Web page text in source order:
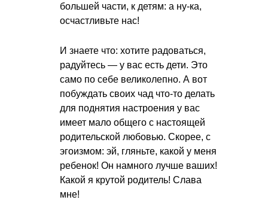
большей части, к детям: а ну-ка,
осчастливьте нас!
И знаете что: хотите радоваться,
радуйтесь — у вас есть дети. Это
само по себе великолепно. А вот
побуждать своих чад что-то делать
для поднятия настроения у вас
имеет мало общего с настоящей
родительской любовью. Скорее, с
эгоизмом: эй, гляньте, какой у меня
ребенок! Он намного лучше ваших!
Какой я крутой родитель! Слава
мне!